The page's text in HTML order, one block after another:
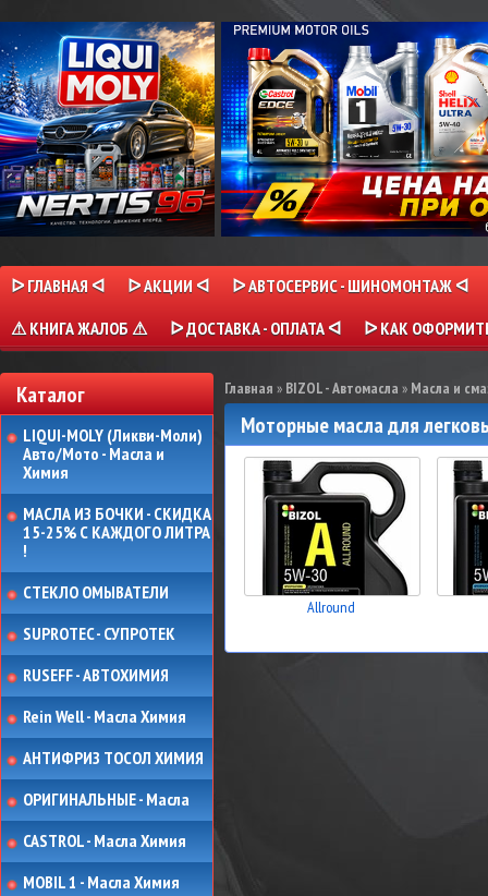
ᐅ ГЛАВНАЯ ᐊ ᐅ АКЦИИ ᐊ
ᐅ АВТОСЕРВИС - ШИНОМОНТАЖ ᐊ
⚠ КНИГА ЖАЛОБ ⚠
ᐅ ДОСТАВКА - ОПЛАТА ᐊ ᐅ КАК
Каталог
LIQUI-MOLY (Ликви-Моли)
Авто/Мото - Масла и
Химия
МАСЛА ИЗ БОЧКИ - СКИДКА
15-25% С КАЖДОГО ЛИТРА
!
СТЕКЛО ОМЫВАТЕЛИ
SUPROTEC - СУПРОТЕК
RUSEFF - АВТОХИМИЯ
Rein Well - Масла Химия
АНТИФРИЗ ТОСОЛ ХИМИЯ
ОРИГИНАЛЬНЫЕ - Масла
CASTROL - Масла Химия
MOBIL 1 - Масла Химия
Главная » BIZOL - Автомасла » Масла и
Моторные масла для
Allround